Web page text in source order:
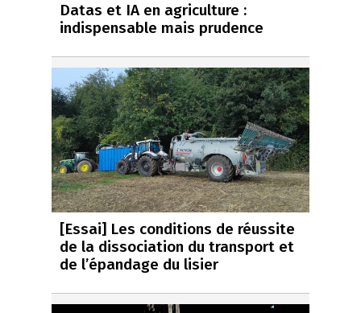
Datas et IA en agriculture :
indispensable mais prudence
[Essai] Les conditions de réussite
de la dissociation du transport et
de l’épandage du lisier